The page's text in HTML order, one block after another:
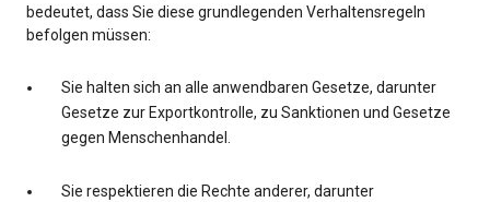
bedeutet, dass Sie diese grundlegenden Verhaltensregeln
befolgen müssen:
Sie halten sich an alle anwendbaren Gesetze, darunter
Gesetze zur Exportkontrolle, zu Sanktionen und Gesetze
gegen Menschenhandel.
Sie respektieren die Rechte anderer, darunter